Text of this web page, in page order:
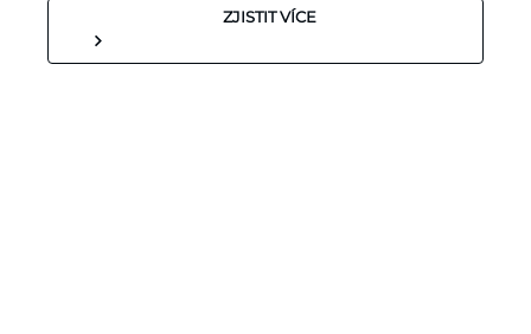
ZJISTIT VÍCE